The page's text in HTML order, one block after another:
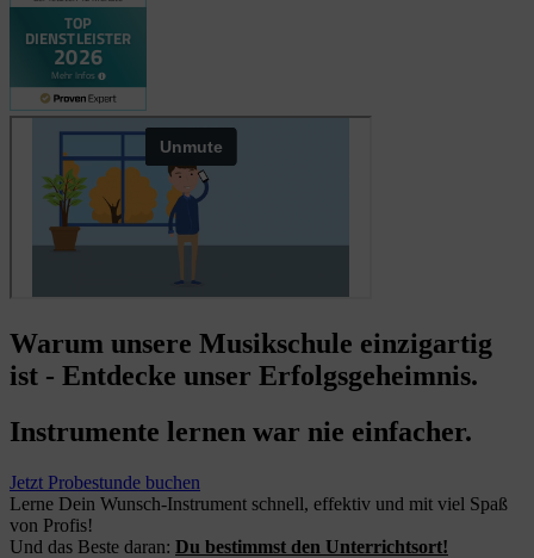
Warum unsere Musikschule einzigartig
ist - Entdecke unser Erfolgsgeheimnis.
Instrumente lernen war nie einfacher.
Jetzt Probestunde buchen
Lerne Dein Wunsch-Instrument schnell, effektiv und mit viel Spaß
von Profis!
Und das Beste daran: Du bestimmst den Unterrichtsort!